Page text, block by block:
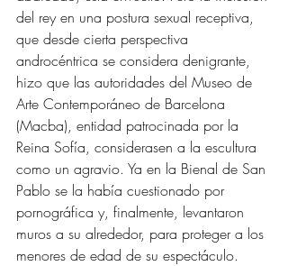
del rey en una postura sexual receptiva,
que desde cierta perspectiva
androcéntrica se considera denigrante,
hizo que las autoridades del Museo de
Arte Contemporáneo de Barcelona
(Macba), entidad patrocinada por la
Reina Sofía, considerasen a la escultura
como un agravio. Ya en la Bienal de San
Pablo se la había cuestionado por
pornográfica y, finalmente, levantaron
muros a su alrededor, para proteger a los
menores de edad de su espectáculo.